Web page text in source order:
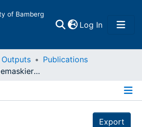
of Bamberg
Log In(current)
Outputs
Publications
Karnevaleske Demaskierung eines Medienclowns : Martin Walsers Tod eines Kritikers als Lehrstück über den Kulturbetrieb
Export